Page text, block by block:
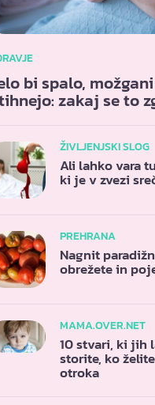
bi spalo,
zakaj se to
ŽIVLJENJSKI SLOG
Ali lahko vara
ki je v zvezi
PREHRANA
Nagnit
obrežete in
MAMA.OVER.NET
10 stvari, ki jih
storite, ko
otroka